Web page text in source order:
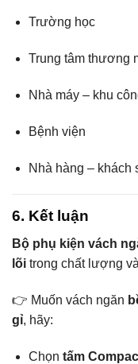
Trường học
Trung tâm thương
Nhà máy – khu
Bệnh viện
Nhà hàng – khách
6. Kết luận
Bộ phụ kiện vách
lõi trong chất lượng
👉 Muốn vách ngăn
gỉ, hãy:
Chọn tấm